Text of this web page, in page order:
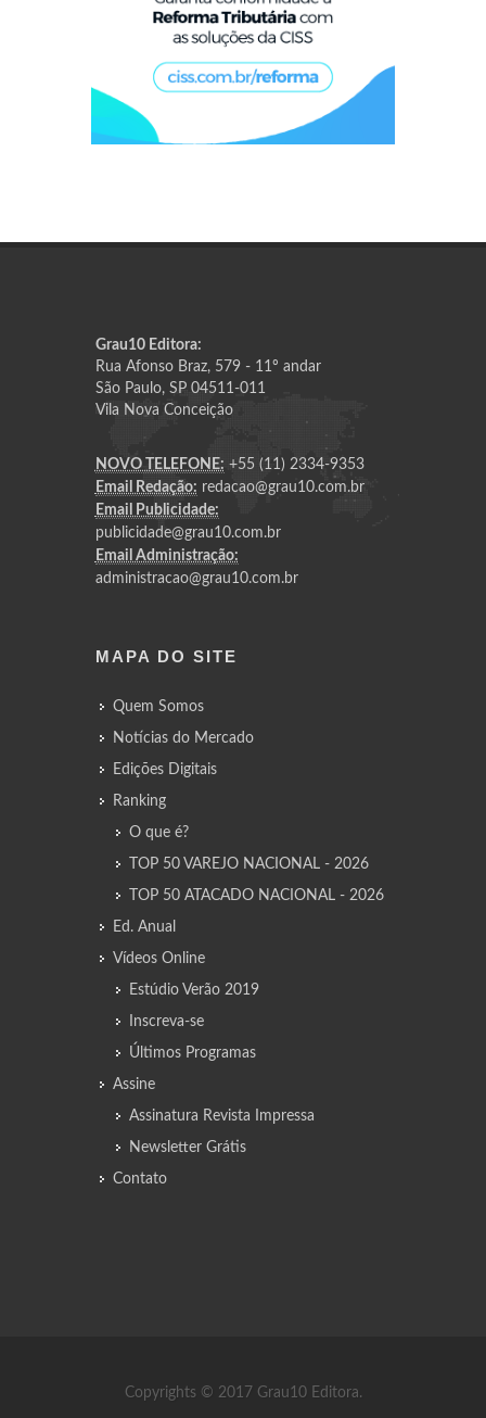
Grau10 Editora:
Rua Afonso Braz, 579 - 11º andar
São Paulo, SP 04511-011
Vila Nova Conceição
NOVO TELEFONE: +55 (11) 2334-9353
Email Redação: redacao@grau10.com.br
Email Publicidade:
publicidade@grau10.com.br
Email Administração:
administracao@grau10.com.br
MAPA DO SITE
Quem Somos
Notícias do Mercado
Edições Digitais
Ranking
O que é?
TOP 50 VAREJO NACIONAL - 2026
TOP 50 ATACADO NACIONAL - 2026
Ed. Anual
Vídeos Online
Estúdio Verão 2019
Inscreva-se
Últimos Programas
Assine
Assinatura Revista Impressa
Newsletter Grátis
Contato
Copyrights © 2017 Grau10 Editora.